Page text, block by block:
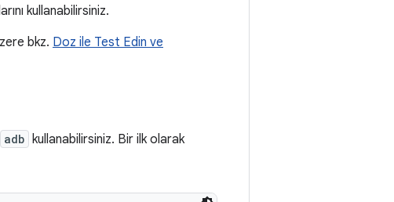
kullanabilirsiniz.
bkz. Doz ile Test Edin ve
adb kullanabilirsiniz. Bir ilk olarak